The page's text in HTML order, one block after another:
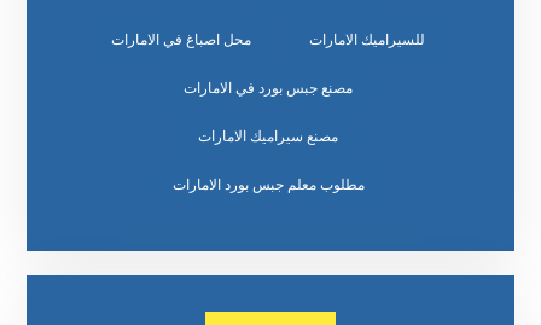
للسيراميك الامارات محل اصباغ في الامارات
مصنع جبس بورد في الامارات
مصنع سيراميك الامارات
مطلوب معلم جبس بورد الامارات